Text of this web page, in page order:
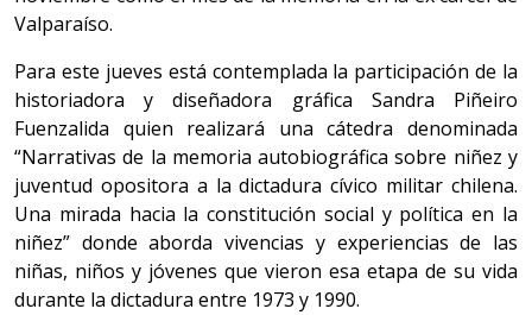
Valparaíso.
Para este jueves está contemplada la participación de la
historiadora y diseñadora gráfica Sandra Piñeiro
Fuenzalida quien realizará una cátedra denominada
“Narrativas de la memoria autobiográfica sobre niñez y
juventud opositora a la dictadura cívico militar chilena.
Una mirada hacia la constitución social y política en la
niñez” donde aborda vivencias y experiencias de las
niñas, niños y jóvenes que vieron esa etapa de su vida
durante la dictadura entre 1973 y 1990.